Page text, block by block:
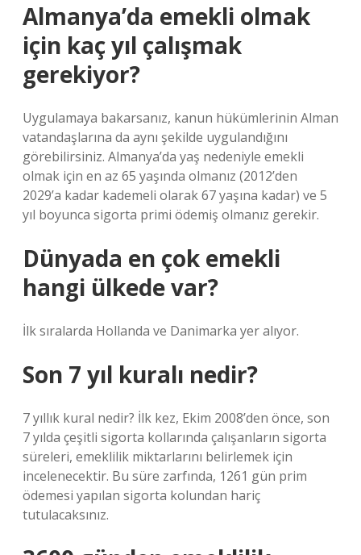
Almanya’da emekli olmak
için kaç yıl çalışmak
gerekiyor?
Uygulamaya bakarsanız, kanun hükümlerinin Alman
vatandaşlarına da aynı şekilde uygulandığını
görebilirsiniz. Almanya’da yaş nedeniyle emekli
olmak için en az 65 yaşında olmanız (2012’den
2029’a kadar kademeli olarak 67 yaşına kadar) ve 5
yıl boyunca sigorta primi ödemiş olmanız gerekir.
Dünyada en çok emekli
hangi ülkede var?
İlk sıralarda Hollanda ve Danimarka yer alıyor.
Son 7 yıl kuralı nedir?
7 yıllık kural nedir? İlk kez, Ekim 2008’den önce, son
7 yılda çeşitli sigorta kollarında çalışanların sigorta
süreleri, emeklilik miktarlarını belirlemek için
incelenecektir. Bu süre zarfında, 1261 gün prim
ödemesi yapılan sigorta kolundan hariç
tutulacaksınız.